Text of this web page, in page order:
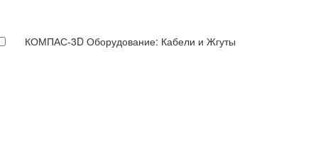
КОМПАС-3D Оборудование: Кабели и Жгуты